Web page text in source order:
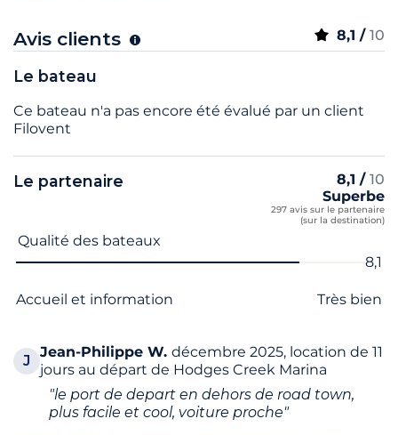
Avis clients 8,1 / 10
Le bateau
Ce bateau n'a pas encore été évalué par un client
Filovent
Le partenaire 8,1 / 10
Superbe
297 avis sur le partenaire
(sur la destination)
Nom du critère Note
Qualité des bateaux
8,1
Accueil et information Très bien
J
Jean-Philippe W. décembre 2025, location de 11
jours au départ de Hodges Creek Marina
"le port de depart en dehors de road town,
plus facile et cool, voiture proche"